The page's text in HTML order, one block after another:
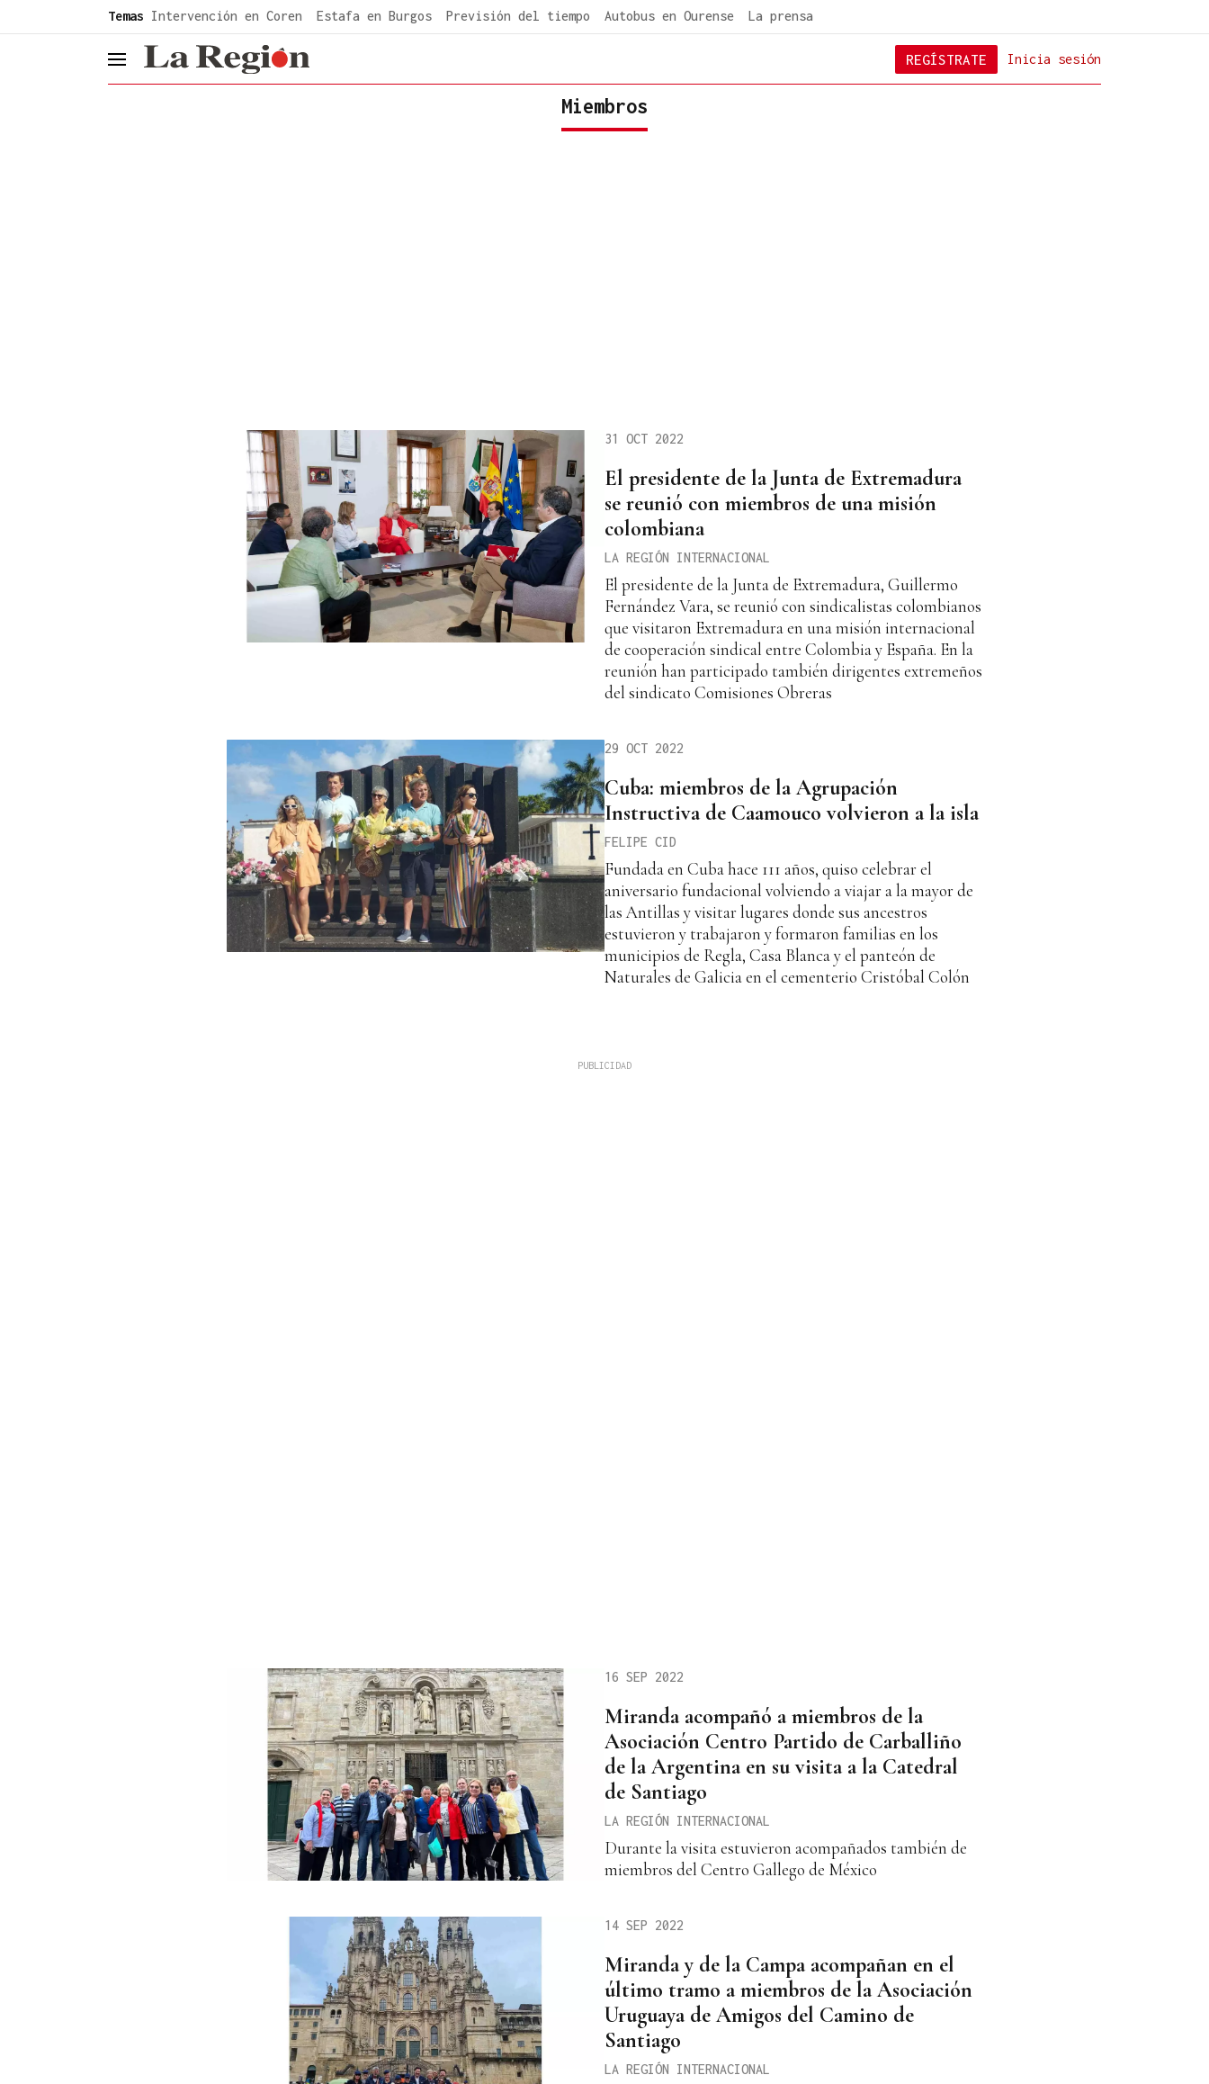
Temas Intervención en Coren Estafa en Burgos Previsión del tiempo Autobus en Ourense La prensa
header.menu.open Inicia sesión
REGÍSTRATE
Miembros
31 OCT 2022
El presidente de la Junta de Extremadura
se reunió con miembros de una misión
colombiana
LA REGIÓN INTERNACIONAL
El presidente de la Junta de Extremadura, Guillermo
Fernández Vara, se reunió con sindicalistas colombianos
que visitaron Extremadura en una misión internacional
de cooperación sindical entre Colombia y España. En la
reunión han participado también dirigentes extremeños
del sindicato Comisiones Obreras
29 OCT 2022
Cuba: miembros de la Agrupación
Instructiva de Caamouco volvieron a la isla
FELIPE CID
Fundada en Cuba hace 111 años, quiso celebrar el
aniversario fundacional volviendo a viajar a la mayor de
las Antillas y visitar lugares donde sus ancestros
estuvieron y trabajaron y formaron familias en los
municipios de Regla, Casa Blanca y el panteón de
Naturales de Galicia en el cementerio Cristóbal Colón
16 SEP 2022
Miranda acompañó a miembros de la
Asociación Centro Partido de Carballiño
de la Argentina en su visita a la Catedral
de Santiago
LA REGIÓN INTERNACIONAL
Durante la visita estuvieron acompañados también de
miembros del Centro Gallego de México
14 SEP 2022
Miranda y de la Campa acompañan en el
último tramo a miembros de la Asociación
Uruguaya de Amigos del Camino de
Santiago
LA REGIÓN INTERNACIONAL